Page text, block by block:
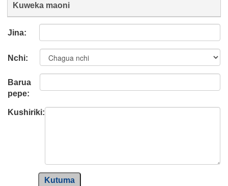
Kuweka maoni
Jina:
Nchi:
Barua
pepe:
Kushiriki:
Kutuma